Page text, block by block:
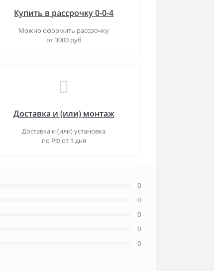
Купить в рассрочку 0-0-4
Можно оформить рассрочку
от 3000 руб
Доставка и (или) монтаж
Доставка и (или) установка
по РФ от 1 дня
0
0
0
0
0